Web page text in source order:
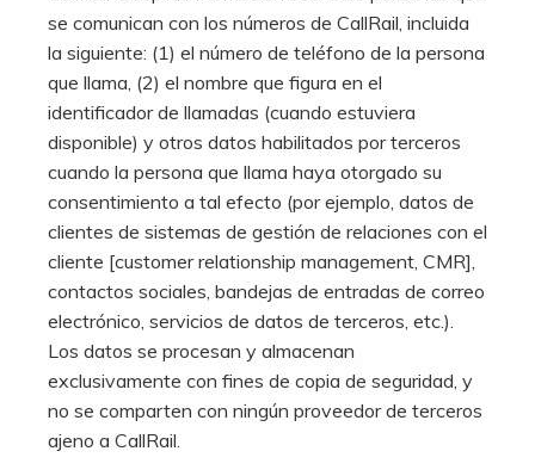
se comunican con los números de CallRail, incluida
la siguiente: (1) el número de teléfono de la persona
que llama, (2) el nombre que figura en el
identificador de llamadas (cuando estuviera
disponible) y otros datos habilitados por terceros
cuando la persona que llama haya otorgado su
consentimiento a tal efecto (por ejemplo, datos de
clientes de sistemas de gestión de relaciones con el
cliente [customer relationship management, CMR],
contactos sociales, bandejas de entradas de correo
electrónico, servicios de datos de terceros, etc.).
Los datos se procesan y almacenan
exclusivamente con fines de copia de seguridad, y
no se comparten con ningún proveedor de terceros
ajeno a CallRail.